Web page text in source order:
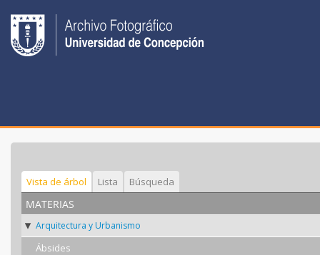
Vista de árbol Lista Búsqueda
materias
Arquitectura y Urbanismo
Ábsides